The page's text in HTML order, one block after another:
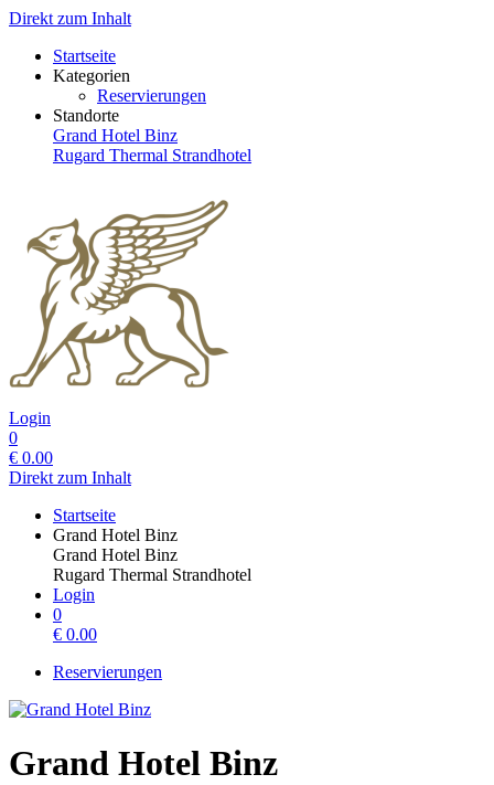
Direkt zum Inhalt
Startseite
Kategorien
Reservierungen
Standorte
Grand Hotel Binz
Rugard Thermal Strandhotel
Login
0
€ 0.00
Direkt zum Inhalt
Startseite
Grand Hotel Binz
Grand Hotel Binz
Rugard Thermal Strandhotel
Login
0
€ 0.00
Reservierungen
Grand Hotel Binz